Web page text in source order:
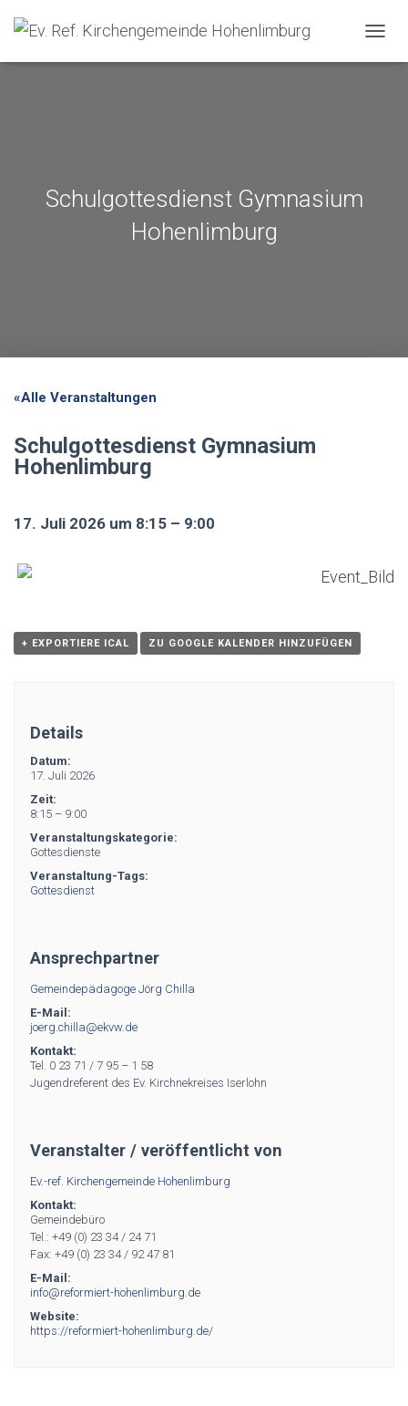
Schulgottesdienst Gymnasium
Hohenlimburg
«Alle Veranstaltungen
Schulgottesdienst Gymnasium
Hohenlimburg
17. Juli 2026 um 8:15 – 9:00
+ EXPORTIERE ICAL ZU GOOGLE KALENDER HINZUFÜGEN
Details
Datum:
17. Juli 2026
Zeit:
8:15 – 9:00
Veranstaltungskategorie:
Gottesdienste
Veranstaltung-Tags:
Gottesdienst
Ansprechpartner
Gemeindepädagoge Jörg Chilla
E-Mail:
joerg.chilla@ekvw.de
Kontakt:
Tel. 0 23 71 / 7 95 – 1 58
Jugendreferent des Ev. Kirchnekreises Iserlohn
Veranstalter / veröffentlicht von
Ev.-ref. Kirchengemeinde Hohenlimburg
Kontakt:
Gemeindebüro
Tel.: +49 (0) 23 34 / 24 71
Fax: +49 (0) 23 34 / 92 47 81
E-Mail:
info@reformiert-hohenlimburg.de
Website:
https://reformiert-hohenlimburg.de/